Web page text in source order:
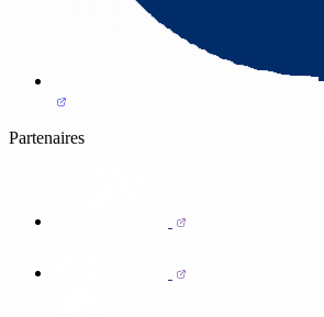
Partenaires